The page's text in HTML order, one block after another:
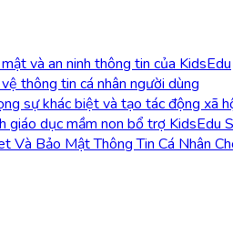
và an ninh thông tin của KidsEdu
thông tin cá nhân người dùng
sự khác biệt và tạo tác động xã
giáo dục mầm non bổ trợ KidsEdu
Và Bảo Mật Thông Tin Cá Nhân